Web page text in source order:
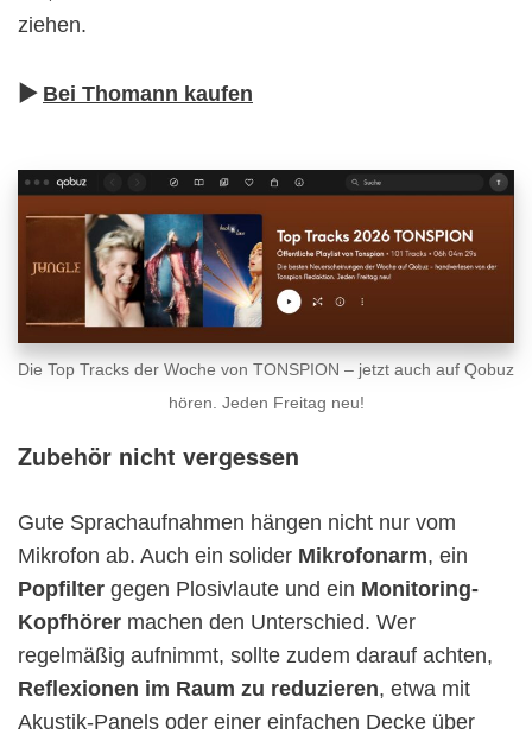
ziehen.
▶︎ Bei Thomann kaufen
Die Top Tracks der Woche von TONSPION – jetzt auch auf Qobuz
hören. Jeden Freitag neu!
Zubehör nicht vergessen
Gute Sprachaufnahmen hängen nicht nur vom
Mikrofon ab. Auch ein solider Mikrofonarm, ein
Popfilter gegen Plosivlaute und ein Monitoring-
Kopfhörer machen den Unterschied. Wer
regelmäßig aufnimmt, sollte zudem darauf achten,
Reflexionen im Raum zu reduzieren, etwa mit
Akustik-Panels oder einer einfachen Decke über